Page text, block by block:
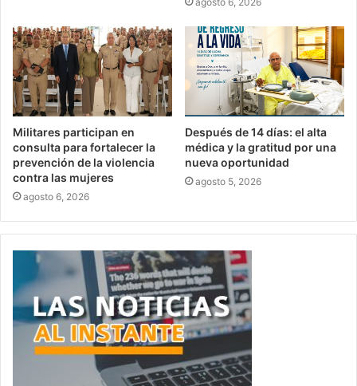
Militares participan en
consulta para fortalecer la
prevención de la violencia
contra las mujeres
agosto 6, 2026
Después de 14 días: el alta
médica y la gratitud por una
nueva oportunidad
agosto 5, 2026